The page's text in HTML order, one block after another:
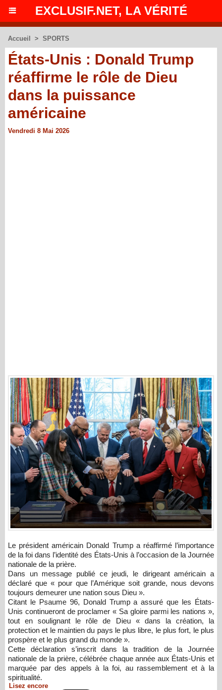
EXCLUSIF.NET, LA VÉRITÉ
Accueil > SPORTS
États-Unis : Donald Trump
réaffirme le rôle de Dieu
dans la puissance
américaine
Vendredi 8 Mai 2026
Le président américain Donald Trumpa réaffirmé l’importance
de la foi dans l’identité des États-Unis à l’occasion de la Journée
nationale de la prière.
Dans un message publié ce jeudi, le dirigeant américain a
déclaré que « pour que l’Amérique soit grande, nous devons
toujours demeurer une nation sous Dieu ».
Citant le Psaume 96, Donald Trump a assuré que les États-
Unis continueront de proclamer « Sa gloire parmi les nations »,
tout en soulignant le rôle de Dieu « dans la création, la
protection et le maintien du pays le plus libre, le plus fort, le plus
prospère et le plus grand du monde ».
Cette déclaration s’inscrit dans la tradition de la Journée
nationale de la prière, célébrée chaque année aux États-Unis et
marquée par des appels à la foi, au rassemblement et à la
spiritualité.
Lisez encore